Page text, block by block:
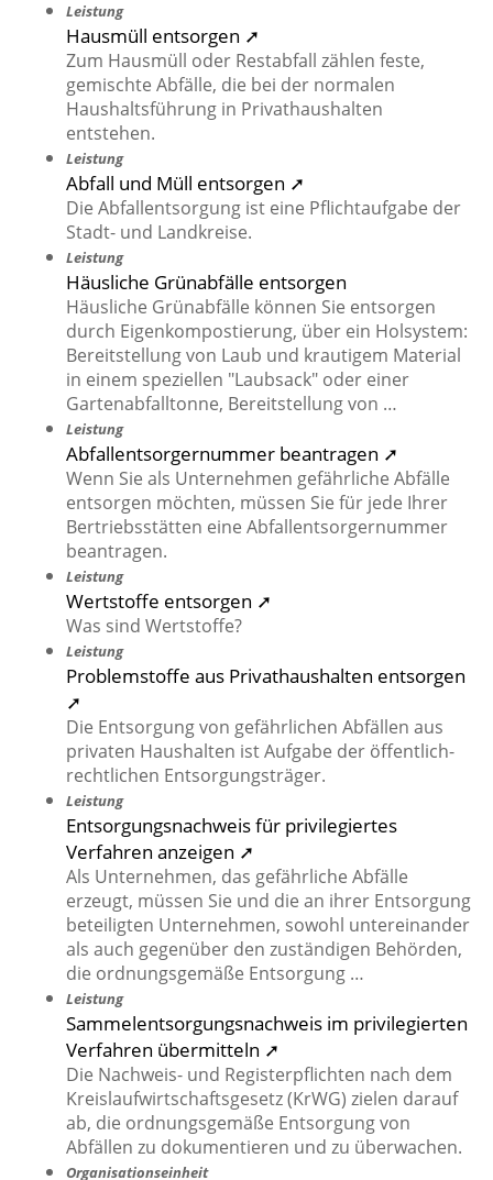
Leistung
Hausmüll entsorgen ➚
Zum Hausmüll oder Restabfall zählen feste,
gemischte Abfälle, die bei der normalen
Haushaltsführung in Privathaushalten
entstehen.
Leistung
Abfall und Müll entsorgen ➚
Die Abfallentsorgung ist eine Pflichtaufgabe der
Stadt- und Landkreise.
Leistung
Häusliche Grünabfälle entsorgen
Häusliche Grünabfälle können Sie entsorgen
durch Eigenkompostierung, über ein Holsystem:
Bereitstellung von Laub und krautigem Material
in einem speziellen "Laubsack" oder einer
Gartenabfalltonne, Bereitstellung von …
Leistung
Abfallentsorgernummer beantragen ➚
Wenn Sie als Unternehmen gefährliche Abfälle
entsorgen möchten, müssen Sie für jede Ihrer
Bertriebsstätten eine Abfallentsorgernummer
beantragen.
Leistung
Wertstoffe entsorgen ➚
Was sind Wertstoffe?
Leistung
Problemstoffe aus Privathaushalten entsorgen
➚
Die Entsorgung von gefährlichen Abfällen aus
privaten Haushalten ist Aufgabe der öffentlich-
rechtlichen Entsorgungsträger.
Leistung
Entsorgungsnachweis für privilegiertes
Verfahren anzeigen ➚
Als Unternehmen, das gefährliche Abfälle
erzeugt, müssen Sie und die an ihrer Entsorgung
beteiligten Unternehmen, sowohl untereinander
als auch gegenüber den zuständigen Behörden,
die ordnungsgemäße Entsorgung …
Leistung
Sammelentsorgungsnachweis im privilegierten
Verfahren übermitteln ➚
Die Nachweis- und Registerpflichten nach dem
Kreislaufwirtschaftsgesetz (KrWG) zielen darauf
ab, die ordnungsgemäße Entsorgung von
Abfällen zu dokumentieren und zu überwachen.
Organisationseinheit